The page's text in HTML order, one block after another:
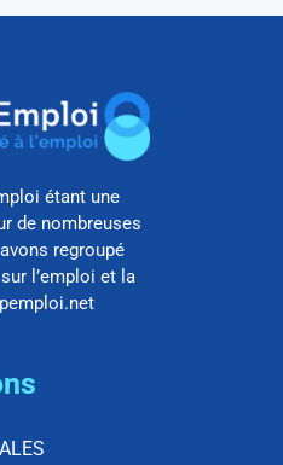
étant une
de nombreuses
regroupé
l’emploi et la